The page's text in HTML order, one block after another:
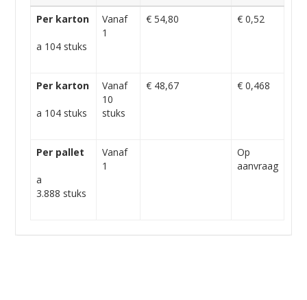
Per karton
a 104 stuks
Vanaf
1
€ 54,80 € 0,52
Per karton
a 104 stuks
Vanaf
10
stuks
€ 48,67 € 0,468
Per pallet
a
3.888 stuks
Vanaf
1
Op
aanvraag